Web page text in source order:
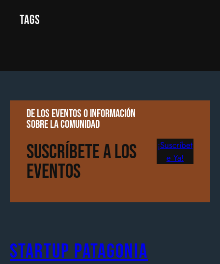
Tags
De los eventos o información
sobre la comunidad
Suscríbete a los
Eventos
¡Suscríbet
e Ya!
Startup Patagonia